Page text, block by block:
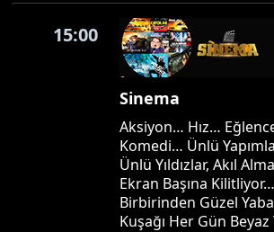
15:00
Sinema
Aksiyon… Hız…
Komedi… Ünlü
Ünlü Yıldızlar, Akıl
Ekran Başına Kilitliyor…
Birbirinden Güzel
Kuşağı Her Gün Beyaz